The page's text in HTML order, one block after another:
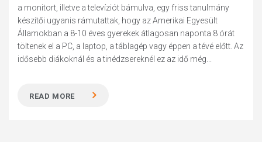
a monitort, illetve a televíziót bámulva, egy friss tanulmány
készítői ugyanis rámutattak, hogy az Amerikai Egyesült
Államokban a 8-10 éves gyerekek átlagosan naponta 8 órát
töltenek el a PC, a laptop, a táblagép vagy éppen a tévé előtt. Az
idősebb diákoknál és a tinédzsereknél ez az idő még...
READ MORE